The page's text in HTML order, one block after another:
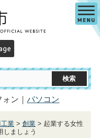
ン｜ パソコン
業> 創業> 起業する女性
しましょう